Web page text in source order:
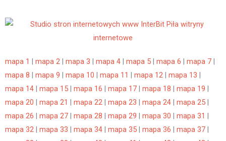
mapa 1 | mapa 2 | mapa 3 | mapa 4 | mapa 5 | mapa 6 | mapa 7 |
mapa 8 | mapa 9 | mapa 10 | mapa 11 | mapa 12 | mapa 13 |
mapa 14 | mapa 15 | mapa 16 | mapa 17 | mapa 18 | mapa 19 |
mapa 20 | mapa 21 | mapa 22 | mapa 23 | mapa 24 | mapa 25 |
mapa 26 | mapa 27 | mapa 28 | mapa 29 | mapa 30 | mapa 31 |
mapa 32 | mapa 33 | mapa 34 | mapa 35 | mapa 36 | mapa 37 |